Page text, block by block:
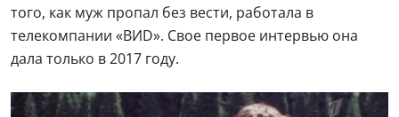
того, как муж пропал без вести, работала в
телекомпании «ВИD». Свое первое интервью она
дала только в 2017 году.